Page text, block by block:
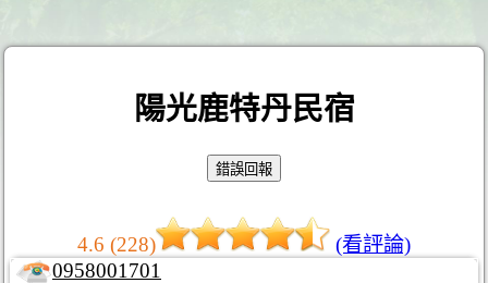
陽光鹿特丹民宿
4.6 (228)
(看評論)
0958001701